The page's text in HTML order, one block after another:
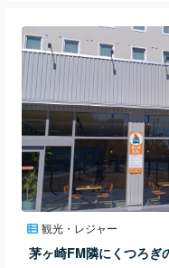
観光・レジャー
茅ヶ崎FM隣にくつろぎ